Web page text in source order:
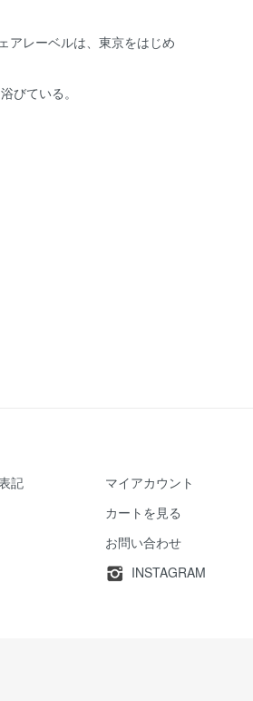
アレーベルは、東京をはじめ
びている。
記
マイアカウント
カートを見る
お問い合わせ
INSTAGRAM